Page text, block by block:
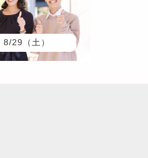
29（土）